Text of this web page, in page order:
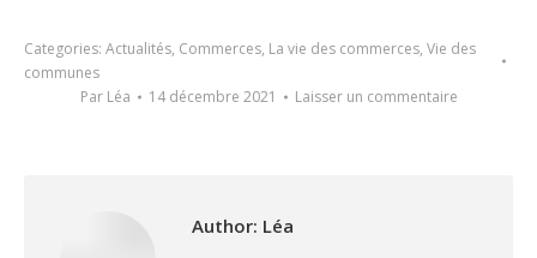
Categories: Actualités, Commerces, La vie des commerces, Vie des
communes
Par Léa 14 décembre 2021 Laisser un commentaire
Author: Léa